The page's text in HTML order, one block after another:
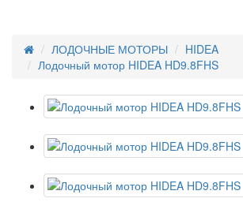
ЛОДОЧНЫЕ МОТОРЫ
HIDEA
Лодочный мотор HIDEA HD9.8FHS